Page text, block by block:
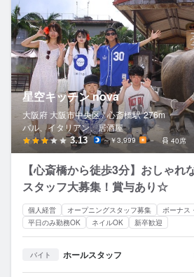
星空キッチン nova
大阪府 大阪市中央区 / 心斎橋駅 276m
バル、イタリアン、居酒屋
3.13 ～￥3,999 － 40席
【心斎橋から徒歩3分】おしゃれ
スタッフ大募集！賞与あり☆
個人経営 オープニングスタッフ募集 ボーナス
平日のみ勤務OK
ネイルOK 新卒歓迎
バイト ホールスタッフ